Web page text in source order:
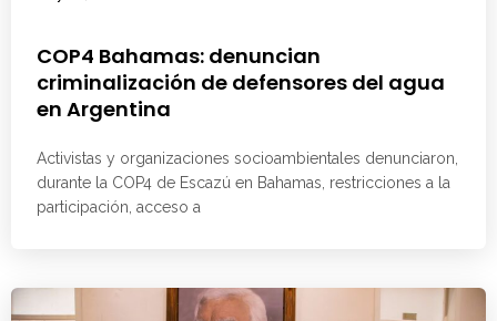
COP4 Bahamas: denuncian
criminalización de defensores del agua
en Argentina
Activistas y organizaciones socioambientales denunciaron,
durante la COP4 de Escazú en Bahamas, restricciones a la
participación, acceso a